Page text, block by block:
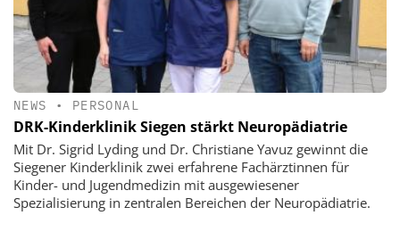
NEWS • PERSONAL
DRK-Kinderklinik Siegen stärkt Neuropädiatrie
Mit Dr. Sigrid Lyding und Dr. Christiane Yavuz gewinnt die
Siegener Kinderklinik zwei erfahrene Fachärztinnen für
Kinder- und Jugendmedizin mit ausgewiesener
Spezialisierung in zentralen Bereichen der Neuropädiatrie.